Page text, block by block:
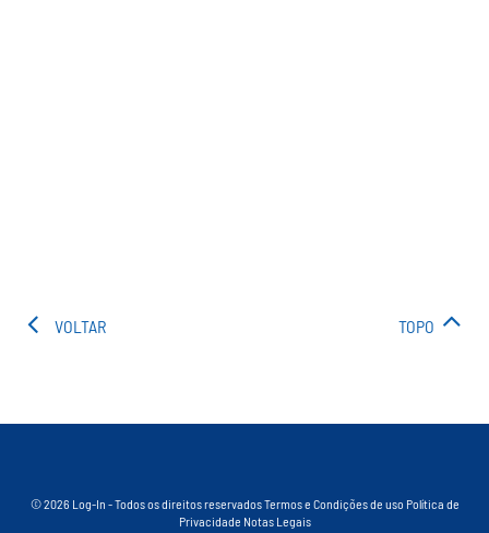
VOLTAR TOPO
© 2026 Log-In - Todos os direitos reservadosTermos e Condições de uso Política de
Privacidade Notas Legais